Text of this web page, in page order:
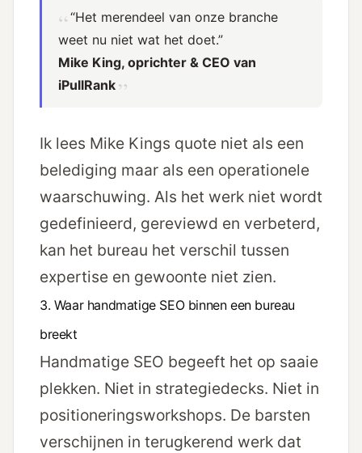
“Het merendeel van onze branche
weet nu niet wat het doet.”
Mike King, oprichter & CEO van
iPullRank
Ik lees Mike Kings quote niet als een
belediging maar als een operationele
waarschuwing. Als het werk niet wordt
gedefinieerd, gereviewd en verbeterd,
kan het bureau het verschil tussen
expertise en gewoonte niet zien.
3. Waar handmatige SEO binnen een bureau
breekt
Handmatige SEO begeeft het op saaie
plekken. Niet in strategiedecks. Niet in
positioneringsworkshops. De barsten
verschijnen in terugkerend werk dat